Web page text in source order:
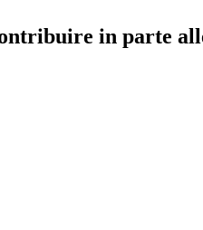
in parte